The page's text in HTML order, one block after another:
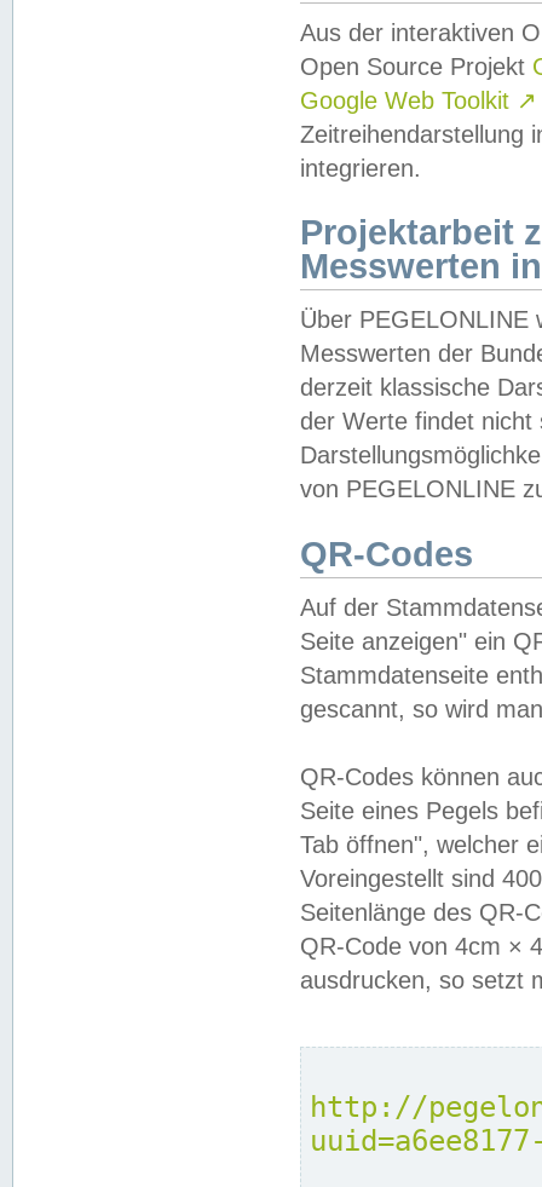
Aus der interaktiven
Open Source Projekt
Google Web Toolkit ↗
Zeitreihendarstellung
integrieren.
Projektarbeit
Messwerten
Über PEGELONLINE
Messwerten der
derzeit klassische
der Werte findet
von PEGELONLINE
QR-Codes
Auf der
Seite anzeigen" ein
Stammdatenseite
gescannt, so wird
QR-Codes können
Seite eines Pegels
Tab öffnen", welcher
Voreingestellt sind
Seitenlänge des QR-
QR-Code von 4cm ×
ausdrucken, so setzt
http://